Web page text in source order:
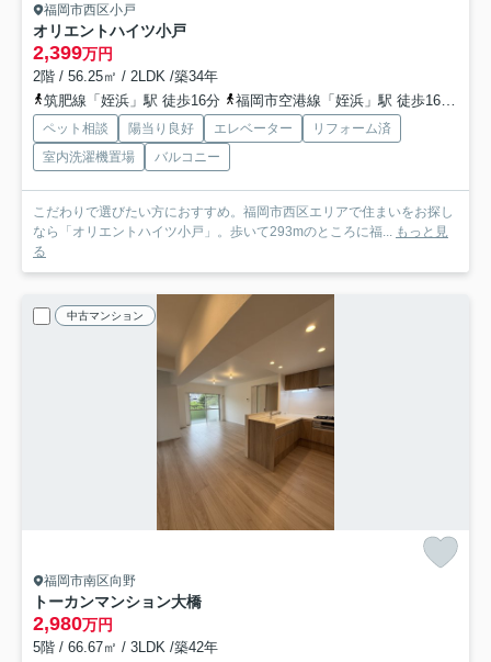
福岡市西区小戸
オリエントハイツ小戸
2,399万円
2階 / 56.25㎡ / 2LDK /築34年
筑肥線「姪浜」駅 徒歩16分
福岡市空港線「姪浜」駅 徒歩16分
ペット相談 陽当り良好 エレベーター
リフォーム済
室内洗濯機置場
バルコニー
こだわりで選びたい方におすすめ。福岡市西区エリアで住まいをお探し
なら「オリエントハイツ小戸」。歩いて293mのところに福... もっと見
る
中古マンション
福岡市南区向野
トーカンマンション大橋
2,980万円
5階 / 66.67㎡ / 3LDK /築42年